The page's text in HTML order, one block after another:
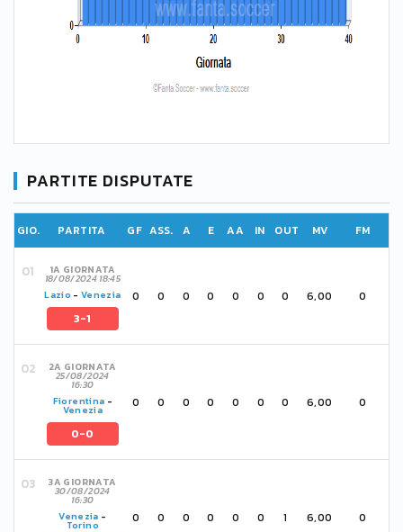
PARTITE DISPUTATE
GIO. PARTITA GF ASS. A E AA IN OUT MV FM
1A GIORNATA
18/08/2024 18:45
Lazio -Venezia
3-1
0 0 0 0 0 0 0 6,00 0
2A GIORNATA
25/08/2024
16:30
Fiorentina -
Venezia
0-0
0 0 0 0 0 0 0 6,00 0
3A GIORNATA
30/08/2024
16:30
Venezia -
Torino 0 0 0 0 0 0 1 6,00 0